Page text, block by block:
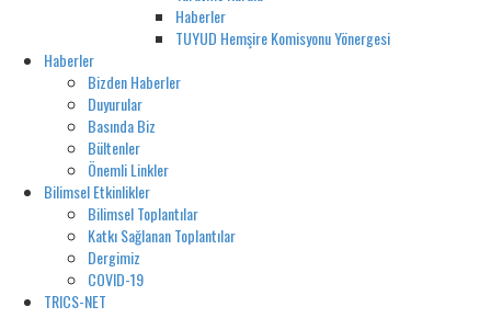
Haberler
TUYUD Hemşire Komisyonu Yönergesi
Haberler
Bizden Haberler
Duyurular
Basında Biz
Bültenler
Önemli Linkler
Bilimsel Etkinlikler
Bilimsel Toplantılar
Katkı Sağlanan Toplantılar
Dergimiz
COVID-19
TRICS-NET